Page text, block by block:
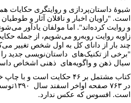
شیوۀ داستان‌پردازی و روایتگری حکایات
است. "راویان اخبار و ناقلان آثار و
و روایت کرده‌اند". اما مولفان یادآور
چند بار از دانای کل به اول شخص تغییر
"برخی از تکنیک‌های داستان‌نویسی جدید
سیال ذهن و واگویه‌های ذهنی اشخاص
کتاب مشتمل بر ۴۶ حکایت
در ۷۶۳
است. افسوس که عکس ندارد.